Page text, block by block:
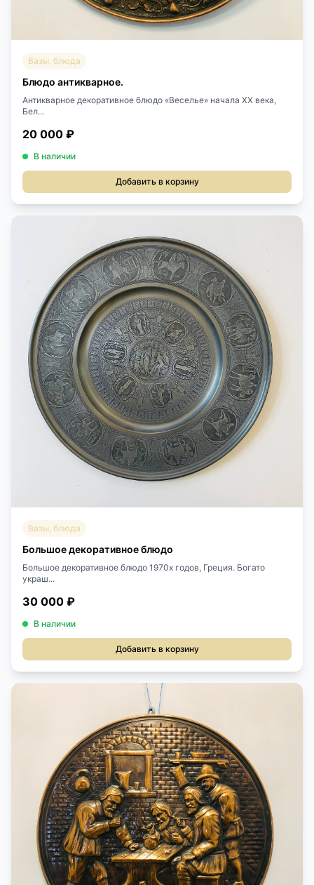
Вазы, блюда
Блюдо антикварное.
Антикварное декоративное блюдо «Веселье» начала XX века,
Бел...
20 000 ₽
В наличии
Добавить в корзину
Вазы, блюда
Большое декоративное блюдо
Большое декоративное блюдо 1970х годов, Греция. Богато
украш...
30 000 ₽
В наличии
Добавить в корзину